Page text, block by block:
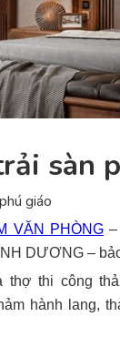
sàn
giáo
VĂN PHÒNG–
DƯƠNG –
thợ thi công
hành lang,